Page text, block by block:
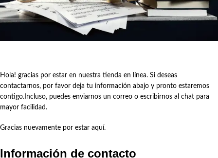
Hola! gracias por estar en nuestra tienda en línea. Si deseas
contactarnos, por favor deja tu información abajo y pronto estaremos
contigo.Incluso, puedes enviarnos un correo o escribirnos al chat para
mayor facilidad.
Gracias nuevamente por estar aquí.
Información de contacto